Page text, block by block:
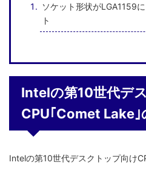
ソケット形状がLGA1159
ト
Intelの第10世代デ
CPU｢Comet Lake
Intelの第10世代デスクトップ向け